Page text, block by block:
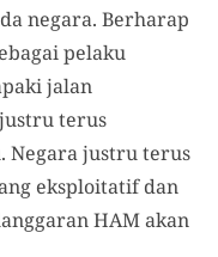
negara. Berharap
pelaku
jalan
terus
Negara justru terus
eksploitatif dan
HAM akan